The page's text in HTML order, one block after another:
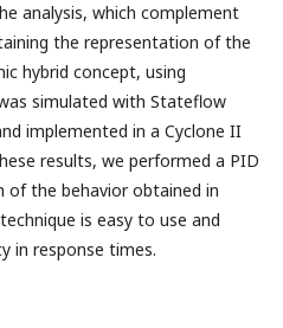
analysis, which complement
the representation of the
hybrid concept, using
simulated with Stateflow
implemented in a Cyclone II
results, we performed a PID
the behavior obtained in
is easy to use and
in response times.